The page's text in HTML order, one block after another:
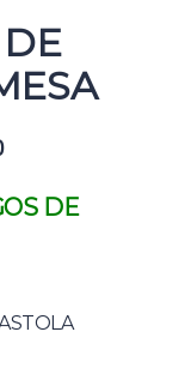
El
actual
es: DE